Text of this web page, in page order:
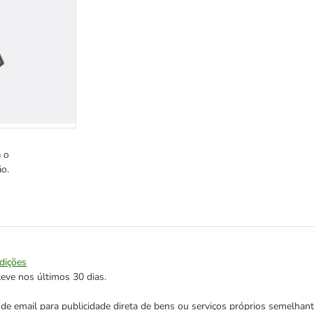
o
nos últimos 30 dias.
email para publicidade direta de bens ou serviços próprios